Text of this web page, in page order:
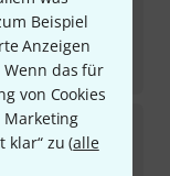
Beispiel
Anzeigen
das für
von Cookies
Marketing
klar“ zu (alle
Wah Mute
A